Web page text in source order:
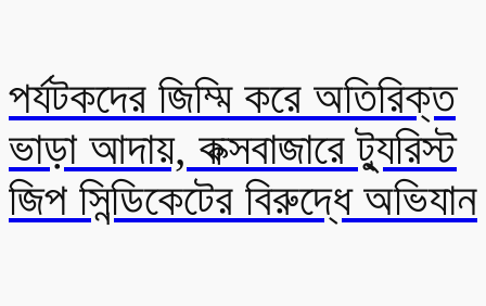
পর্যটকদের জিম্মি করে অতিরিক্ত
ভাড়া আদায়, কক্সবাজারে ট্যুরিস্ট
জিপ সিন্ডিকেটের বিরুদ্ধে অভিযান